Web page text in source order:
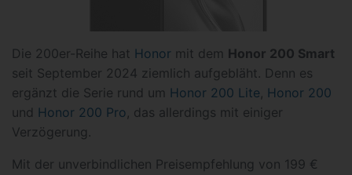
Die 200er-Reihe hat Honor mit dem Honor 200 Smart
seit September 2024 ziemlich aufgebläht. Denn es
ergänzt die Serie rund um Honor 200 Lite, Honor 200
und Honor 200 Pro, das allerdings mit einiger
Verzögerung.
Mit der unverbindlichen Preisempfehlung von 199 €